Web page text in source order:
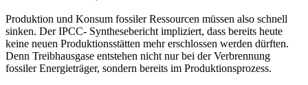
Produktion und Konsum fossiler Ressourcen müssen also schnell
sinken. Der IPCC- Synthesebericht impliziert, dass bereits heute
keine neuen Produktionsstätten mehr erschlossen werden dürften.
Denn Treibhausgase entstehen nicht nur bei der Verbrennung
fossiler Energieträger, sondern bereits im Produktionsprozess.